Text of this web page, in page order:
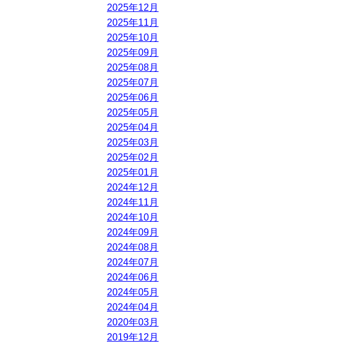
2025年12月
2025年11月
2025年10月
2025年09月
2025年08月
2025年07月
2025年06月
2025年05月
2025年04月
2025年03月
2025年02月
2025年01月
2024年12月
2024年11月
2024年10月
2024年09月
2024年08月
2024年07月
2024年06月
2024年05月
2024年04月
2020年03月
2019年12月